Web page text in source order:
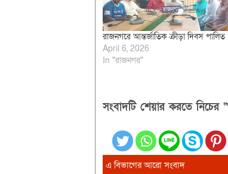
রাজনগরে আন্তর্জাতিক ক্রীড়া দিবস পালিত
April 6, 2026
In "রাজনগর"
সংবাদটি শেয়ার করতে নিচের
এ বিভাগের আরো সংবাদ